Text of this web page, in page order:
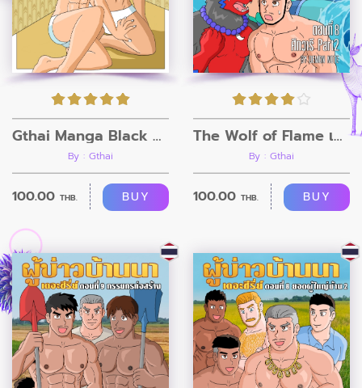
Gthai Manga Black Rooms
By : Gthai
100.00 THB. BUY
The Wolf of Flame เมื่อผมรวมร่างกับหมาป่าอัคคี ตอนที่8
By : Gthai
100.00 THB. BUY